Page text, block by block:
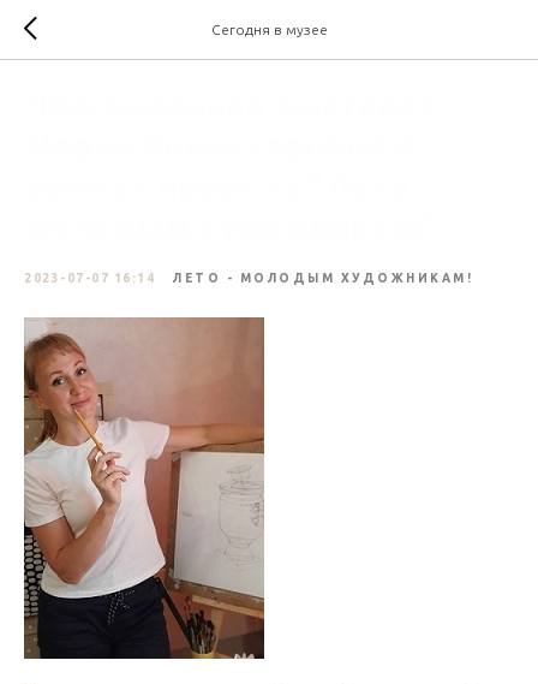
Сегодня в музее
2023-07-07 16:14 ЛЕТО - МОЛОДЫМ ХУДОЖНИКАМ!